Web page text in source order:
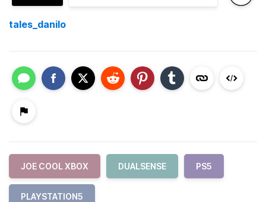
tales_danilo
JOE COOL XBOX DUALSENSE PS5
PLAYSTATION5